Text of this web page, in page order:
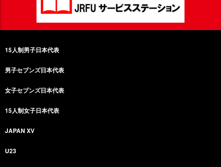
15人制男子日本代表
男子セブンズ日本代表
女子セブンズ日本代表
15人制女子日本代表
JAPAN XV
U23